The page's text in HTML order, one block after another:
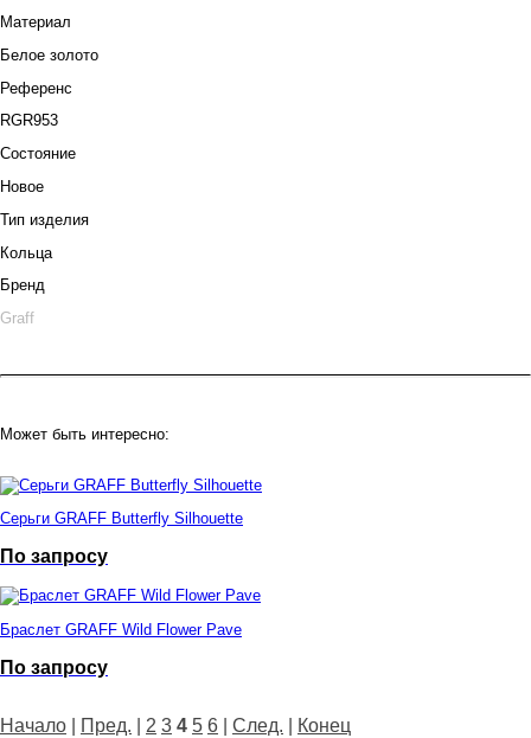
Материал
Белое золото
Референс
RGR953
Состояние
Новое
Тип изделия
Кольца
Бренд
Graff
Может быть интересно:
Серьги GRAFF Butterfly Silhouette
По запросу
Браслет GRAFF Wild Flower Pave
По запросу
Начало Пред. 2 3 4 5 6 След. Конец